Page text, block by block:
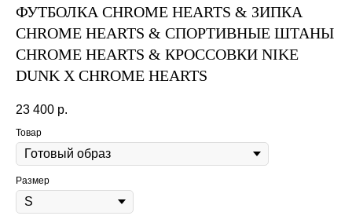
ФУТБОЛКА CHROME HEARTS & ЗИПКА
CHROME HEARTS & СПОРТИВНЫЕ ШТАНЫ
CHROME HEARTS & КРОССОВКИ NIKE
DUNK X CHROME HEARTS
23 400 р.
Товар
Размер